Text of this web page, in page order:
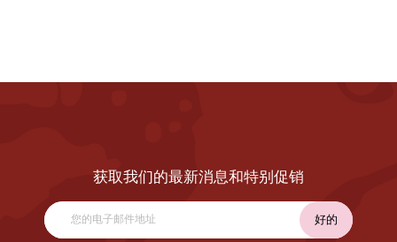
获取我们的最新消息和特别促销